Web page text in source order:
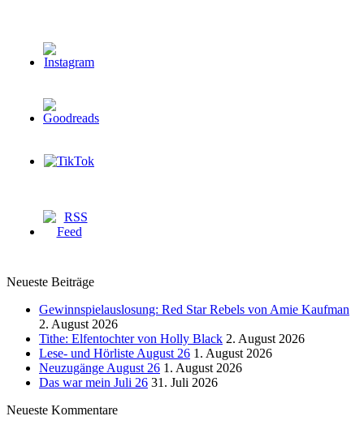
Neueste Beiträge
Gewinnspielauslosung: Red Star Rebels von Amie Kaufman
2. August 2026
Tithe: Elfentochter von Holly Black 2. August 2026
Lese- und Hörliste August 26 1. August 2026
Neuzugänge August 26 1. August 2026
Das war mein Juli 26 31. Juli 2026
Neueste Kommentare